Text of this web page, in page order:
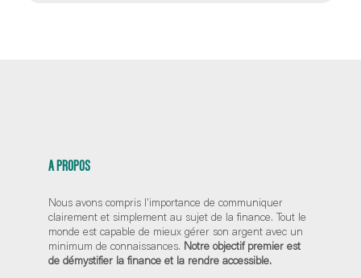
A PROPOS
Nous avons compris l'importance de communiquer
clairement et simplement au sujet de la finance. Tout le
monde est capable de mieux gérer son argent avec un
minimum de connaissances. Notre objectif premier est
de démystifier la finance et la rendre accessible.